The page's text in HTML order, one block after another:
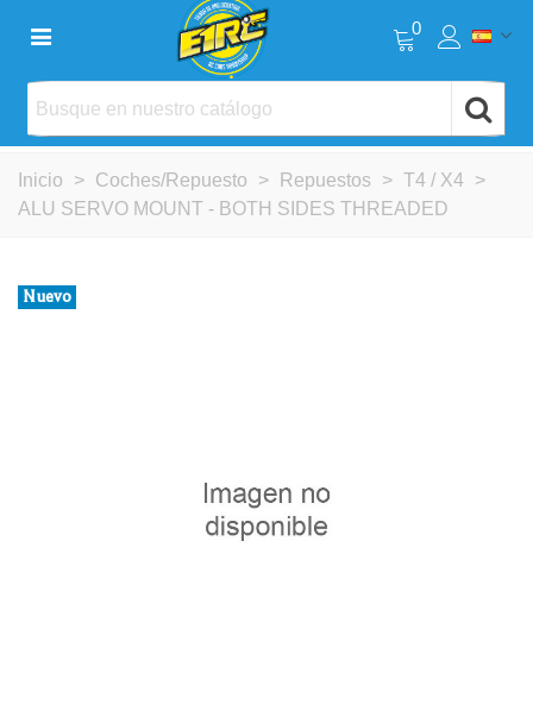
0
Inicio > Coches/Repuesto > Repuestos > T4 / X4 >
ALU SERVO MOUNT - BOTH SIDES THREADED
Nuevo